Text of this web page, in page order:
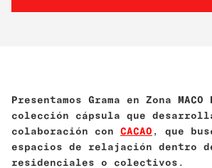
Presentamos Grama en Zona
colección cápsula que
colaboración con CACAO , que
espacios de relajación dentro
residenciales o colectivos.